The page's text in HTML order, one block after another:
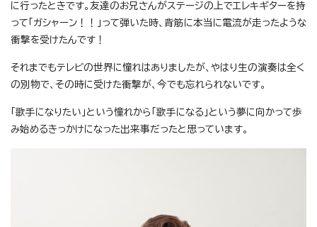
に行ったときです。友達のお兄さんがステージの上でエレキギターを持
って「ガシャーン！！」って弾いた時、背筋に本当に電流が走ったような
衝撃を受けたんです！
それまでもテレビの世界に憧れはありましたが、やはり生の演奏は全く
の別物で、その時に受けた衝撃が、今でも忘れられないです。
「歌手になりたい」という憧れから「歌手になる」という夢に向かって歩
み始めるきっかけになった出来事だったと思っています。